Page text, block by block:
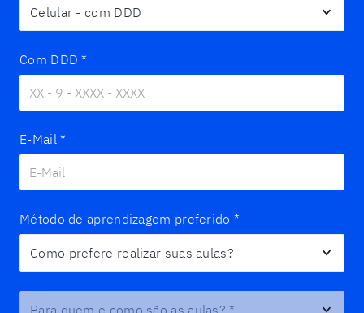
Com DDD *
E-Mail *
Método de aprendizagem preferido *